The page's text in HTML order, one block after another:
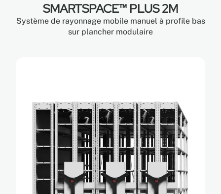
SMARTSPACE™ PLUS 2M
Système de rayonnage mobile manuel à profile bas
sur plancher modulaire